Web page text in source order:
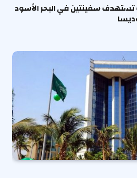
تستهدف سفينتين في البحر الأسود